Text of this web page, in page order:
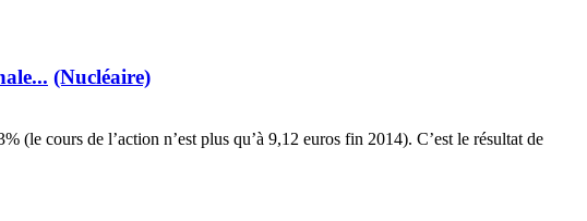
(Nucléaire)
cours de l’action n’est plus qu’à 9,12 euros fin 2014). C’est le résultat de